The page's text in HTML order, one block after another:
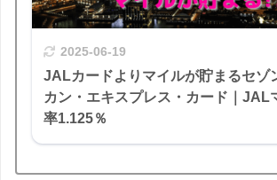
2025-06-19
JALカードよりマイルが貯まるセゾ
カン・エキスプレス・カード｜JAL
率1.125％